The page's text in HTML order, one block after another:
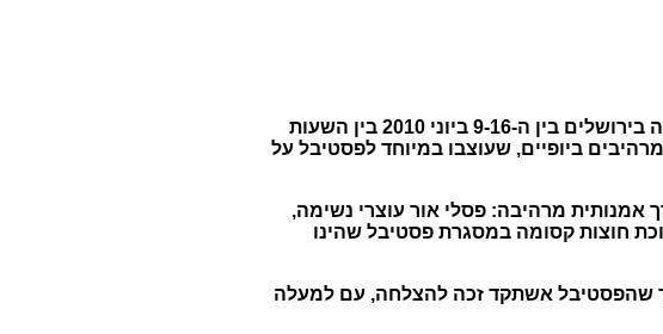
'פסטיבל האור 2010', אירוע גדול בתחום אמנות האור, יתקיים במרחב העיר העתיקה בירושלים בין ה-9-16 ביוני 2010 בין השעות
מרהיבים ביופיים, שעוצבו במיוחד לפסטיבל על
אמנותית מרהיבה: פסלי אור עוצרי נשימה,
חוצות קסומה במסגרת פסטיבל שהינו
שהפסטיבל אשתקד זכה להצלחה, עם למעלה